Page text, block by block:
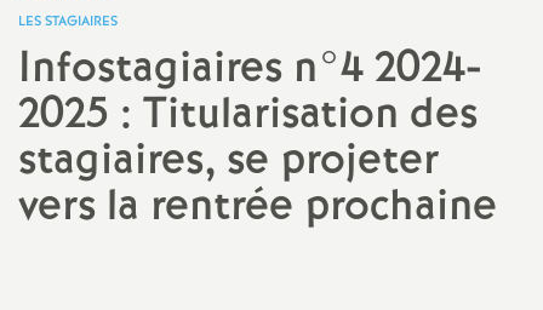
a
t
N
a
LES STAGIAIRES
Infostagiaires n°4 2024-
2025 : Titularisation des
stagiaires, se projeter
vers la rentrée prochaine